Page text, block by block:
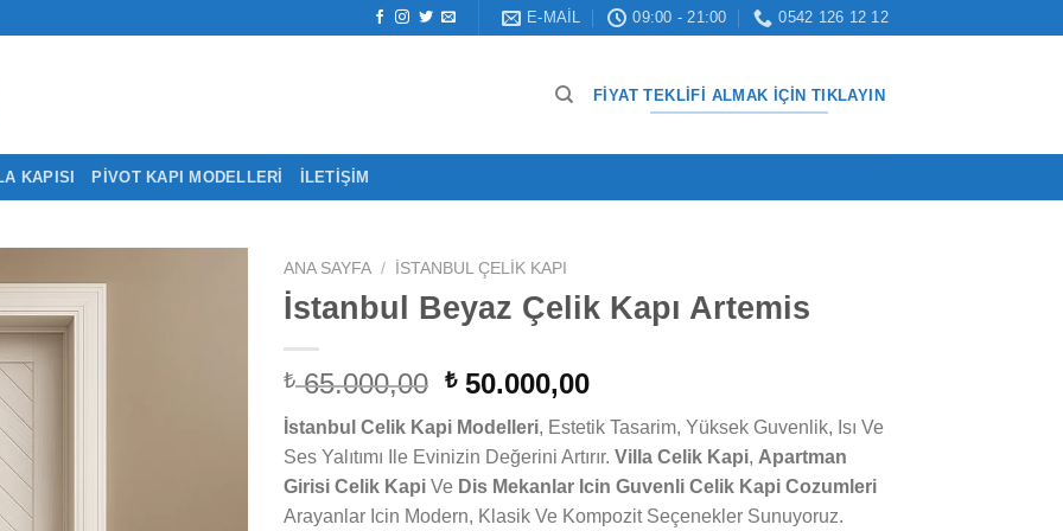
E-MAIL 09:00 - 21:00 0542 126 12 12
FIYAT TEKLIFI ALMAK İÇIN TIKLAYIN
KAPISI PIVOT KAPI MODELLERI İLETIŞIM
ANA SAYFA / İSTANBUL ÇELIK KAPI
İstanbul Beyaz Çelik Kapı Artemis
₺65.000,00 Orijinal
₺ 65.000,00.
₺50.000,00Şu
fiyat:
₺ 50.000,00.
İstanbul Celik Kapi Modelleri, Estetik Tasarim, Yüksek Guvenlik, Isı Ve
Ses Yalıtımı Ile Evinizin Değerini Artırır. Villa Celik Kapi, Apartman
Girisi Celik Kapi Ve Dis Mekanlar Icin Guvenli Celik Kapi Cozumleri
Arayanlar Icin Modern, Klasik Ve Kompozit Seçenekler Sunuyoruz.